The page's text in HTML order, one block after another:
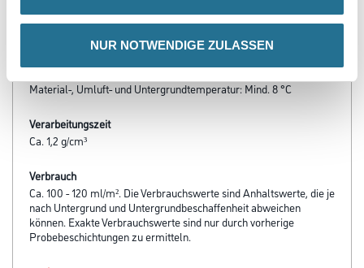
NUR NOTWENDIGE ZULASSEN
- Diffusionsfähig
Verarbeitungstemp./Luftfeuchte
Material-, Umluft- und Untergrundtemperatur: Mind. 8 °C
Verarbeitungszeit
Ca. 1,2 g/cm³
Verbrauch
Ca. 100 - 120 ml/m². Die Verbrauchswerte sind Anhaltswerte, die je
nach Untergrund und Untergrundbeschaffenheit abweichen
können. Exakte Verbrauchswerte sind nur durch vorherige
Probebeschichtungen zu ermitteln.